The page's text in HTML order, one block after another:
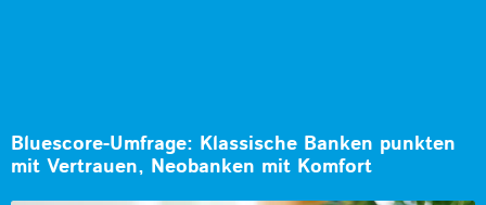
Bluescore-Umfrage: Klassische Banken punkten
mit Vertrauen, Neobanken mit Komfort